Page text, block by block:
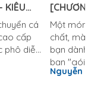
KIÊU
cá
cấp
phô diễn
KHỎI
Một món
chất, mà
bạn
bạn "gói
8/3 thật
Nguyễn